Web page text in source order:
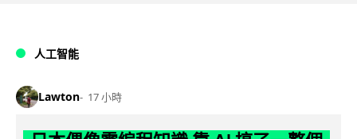
人工智能
Lawton 17 小時